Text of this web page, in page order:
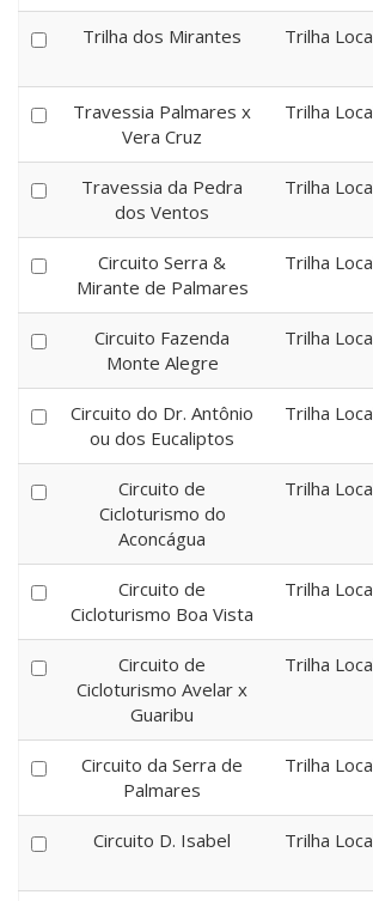
Trilha dos Mirantes Trilha
Travessia Palmares x
Vera Cruz
Trilha
Travessia da Pedra
dos Ventos
Trilha
Circuito Serra &
Mirante de Palmares
Trilha
Circuito Fazenda
Monte Alegre
Trilha
Circuito do Dr. Antônio
ou dos Eucaliptos
Trilha
Circuito de
Cicloturismo do
Aconcágua
Trilha
Circuito de
Cicloturismo Boa Vista
Trilha
Circuito de
Cicloturismo Avelar x
Guaribu
Trilha
Circuito da Serra de
Palmares
Trilha
Circuito D. Isabel Trilha